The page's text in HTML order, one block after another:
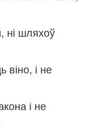
ні шляхоў
віно, і не
і не